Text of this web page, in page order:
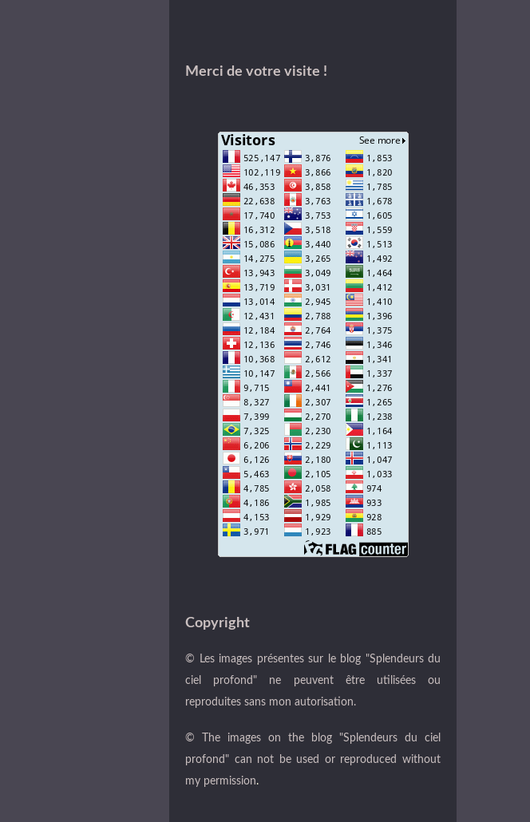
Merci de votre visite !
Copyright
© Les images présentes sur le blog "Splendeurs du
ciel profond" ne peuvent être utilisées ou
reproduites sans mon autorisation.
© The images on the blog "Splendeurs du ciel
profond" can not be used or reproduced without
my permission.